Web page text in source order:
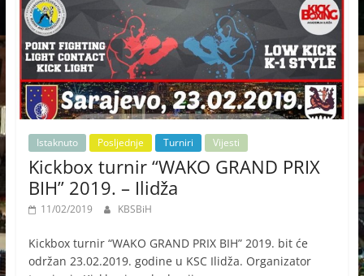
Istaknuto Posljednje Turniri Vijesti
Kickbox turnir “WAKO GRAND PRIX
BIH” 2019. – Ilidža
11/02/2019 KBSBiH
Kickbox turnir “WAKO GRAND PRIX BIH” 2019. bit će
održan 23.02.2019. godine u KSC Ilidža. Organizator